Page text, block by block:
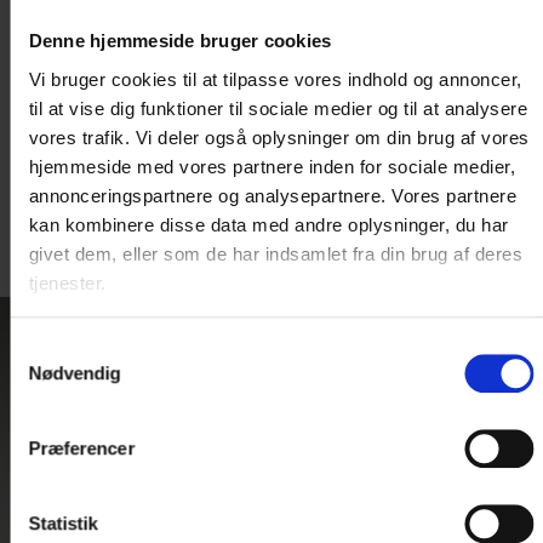
Denne hjemmeside bruger cookies
Vi bruger cookies til at tilpasse vores indhold og annoncer,
til at vise dig funktioner til sociale medier og til at analysere
vores trafik. Vi deler også oplysninger om din brug af vores
hjemmeside med vores partnere inden for sociale medier,
annonceringspartnere og analysepartnere. Vores partnere
kan kombinere disse data med andre oplysninger, du har
givet dem, eller som de har indsamlet fra din brug af deres
tjenester.
Nødvendig
Præferencer
Statistik
fanget der.
Bortkomne gavekort
Bortkomne gavekort erstattes ikke.